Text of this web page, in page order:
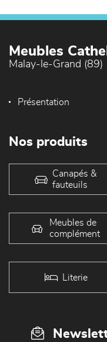
Meubles
Malay-le-Grand (89)
Présentation
Nos produits
Canapés &
fauteuils
Meubles de
complément
Literie